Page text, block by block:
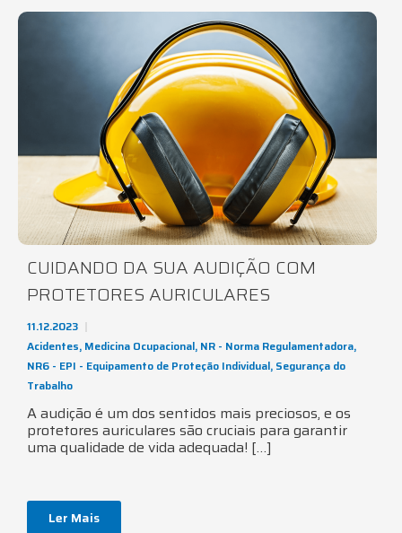
CUIDANDO DA SUA AUDIÇÃO COM
PROTETORES AURICULARES
11.12.2023
Acidentes, Medicina Ocupacional, NR - Norma Regulamentadora,
NR6 - EPI - Equipamento de Proteção Individual, Segurança do
Trabalho
A audição é um dos sentidos mais preciosos, e os
protetores auriculares são cruciais para garantir
uma qualidade de vida adequada! […]
Ler Mais